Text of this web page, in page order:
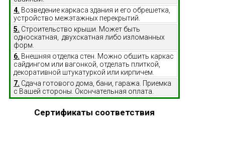
4. Возведение каркаса здания и его обрешетка,
устройство межэтажных перекрытий.
5. Строительство крыши. Может быть
односкатная, двухскатная либо изломанных
форм.
6. Внешняя отделка стен. Можно обшить каркас
сайдингом или вагонкой, отделать плиткой,
декоративной штукатуркой или кирпичем.
7. Сдача готового дома, бани, гаража. Приемка
с Вашей стороны. Окончательная оплата.
Сертификаты соответствия